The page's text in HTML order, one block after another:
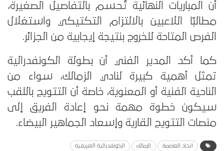
أن المباريات النهائية تُحسم بالتفاصيل الصغيرة،
مطالبًا اللاعبين بالالتزام التكتيكي واستغلال
الفرص المتاحة للخروج بنتيجة إيجابية من الجزائر.
كما أكد المدير الفني أن بطولة الكونفدرالية
تمثل أهمية كبيرة لنادي الزمالك، سواء من
الناحية الفنية أو المعنوية، خاصة أن التتويج باللقب
سيكون خطوة مهمة نحو إعادة الفريق إلى
منصات التتويج القارية وإسعاد الجماهير البيضاء.
اتحاد العاصمة الزمالك الكونفدرالية الافريقية